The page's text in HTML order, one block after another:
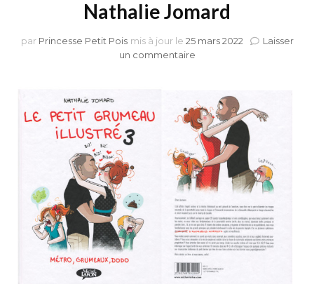
Nathalie Jomard
par Princesse Petit Pois mis à jour le 25 mars 2022
Laisser
un commentairesur
Grumeau
illustré
3
de
Nathalie
Jomard